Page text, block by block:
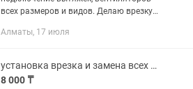
всех размеров и видов. Делаю врезку
необходимая инсталляция для
Алматы, 17 июля
установка врезка и замена всех типов замков биометрические smart замки
8 000 ₸